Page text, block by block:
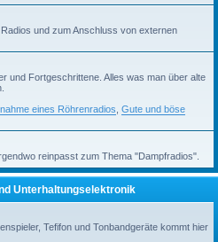
und zum Anschluss von externen
und Fortgeschrittene. Alles was man über alte
eines Röhrenradios Gute und böse
reinpasst zum Thema "Dampfradios".
Unterhaltungselektronik
Tefifon und Tonbandgeräte kommt hier